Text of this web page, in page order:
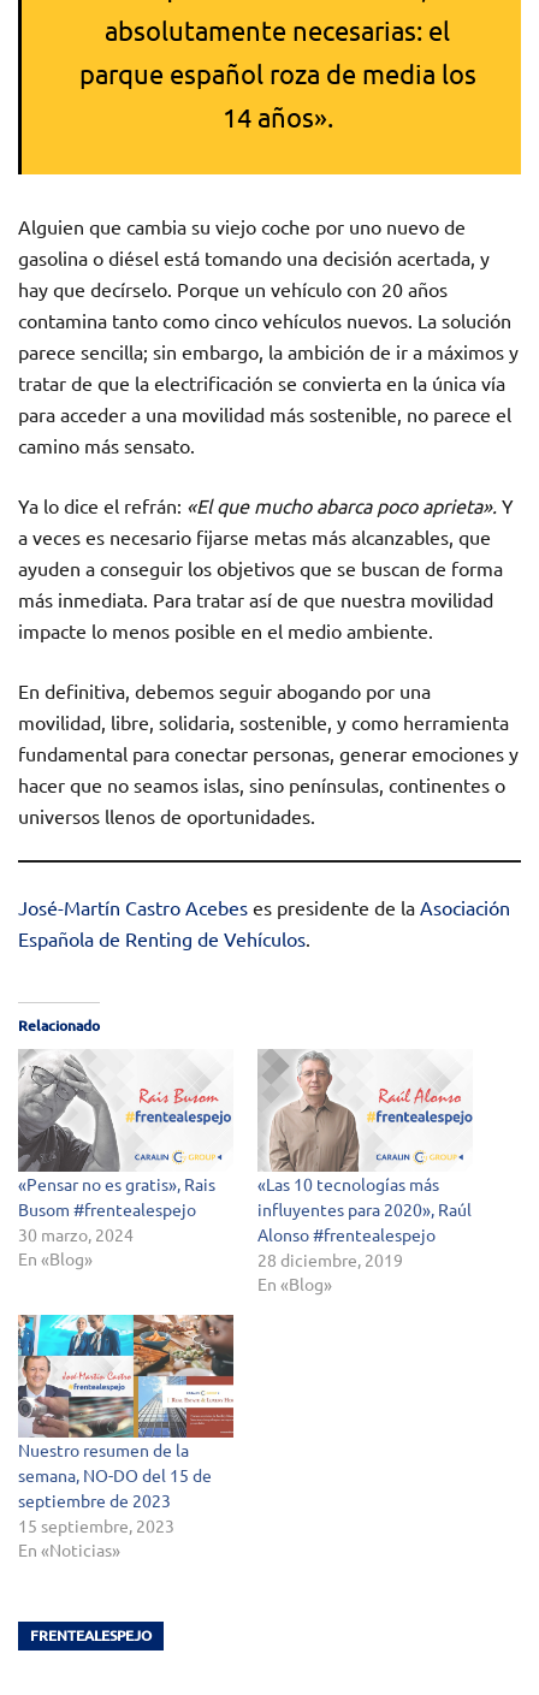
absolutamente necesarias: el
parque español roza de media los
14 años».
Alguien que cambia su viejo coche por uno nuevo de
gasolina o diésel está tomando una decisión acertada, y
hay que decírselo. Porque un vehículo con 20 años
contamina tanto como cinco vehículos nuevos. La solución
parece sencilla; sin embargo, la ambición de ir a máximos y
tratar de que la electrificación se convierta en la única vía
para acceder a una movilidad más sostenible, no parece el
camino más sensato.
Ya lo dice el refrán: «El que mucho abarca poco aprieta». Y
a veces es necesario fijarse metas más alcanzables, que
ayuden a conseguir los objetivos que se buscan de forma
más inmediata. Para tratar así de que nuestra movilidad
impacte lo menos posible en el medio ambiente.
En definitiva, debemos seguir abogando por una
movilidad, libre, solidaria, sostenible, y como herramienta
fundamental para conectar personas, generar emociones y
hacer que no seamos islas, sino penínsulas, continentes o
universos llenos de oportunidades.
José-Martín Castro Acebes es presidente de la Asociación
Española de Renting de Vehículos
Relacionado
«Pensar no es gratis», Rais
Busom #frentealespejo
30 marzo, 2024
En «Blog»
«Las 10 tecnologías más
influyentes para 2020», Raúl
Alonso #frentealespejo
28 diciembre, 2019
En «Blog»
Nuestro resumen de la
semana, NO-DO del 15 de
septiembre de 2023
15 septiembre, 2023
En «Noticias»
FRENTEALESPEJO